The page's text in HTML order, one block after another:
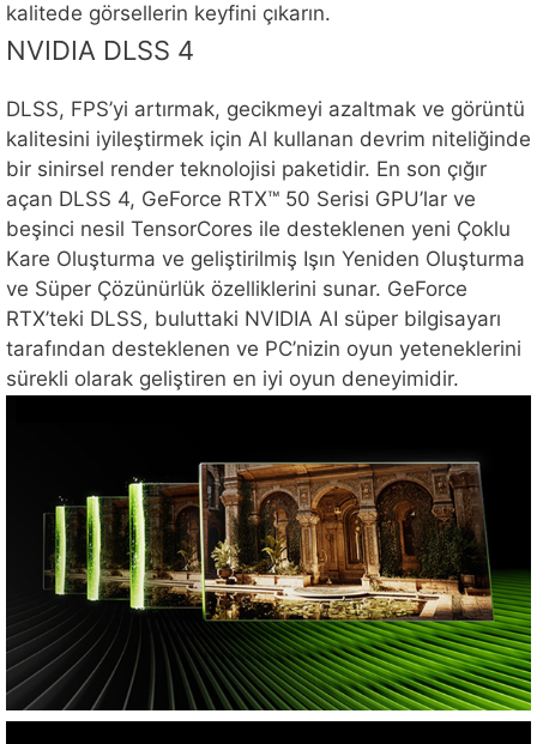
kalitede görsellerin keyfini çıkarın.
NVIDIA DLSS 4
DLSS, FPS’yi artırmak, gecikmeyi azaltmak ve görüntü
kalitesini iyileştirmek için Al kullanan devrim niteliğinde
bir sinirsel render teknolojisi paketidir. En son çığır
açan DLSS 4, GeForce RTX™ 50 Serisi GPU’lar ve
beşinci nesil TensorCores ile desteklenen yeni Çoklu
Kare Oluşturma ve geliştirilmiş Işın Yeniden Oluşturma
ve Süper Çözünürlük özelliklerini sunar. GeForce
RTX’teki DLSS, buluttaki NVIDIA AI süper bilgisayarı
tarafından desteklenen ve PC’nizin oyun yeteneklerini
sürekli olarak geliştiren en iyi oyun deneyimidir.